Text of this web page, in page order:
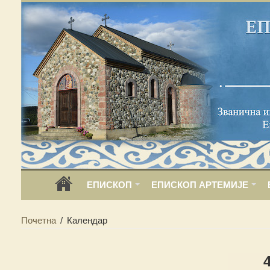
ЕПИСКОП ЕПИСКОП АРТЕМИЈЕ
Почетна / Календар